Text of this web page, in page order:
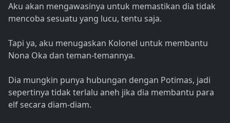
Aku akan mengawasinya untuk memastikan dia tidak
mencoba sesuatu yang lucu, tentu saja.
Tapi ya, aku menugaskan Kolonel untuk membantu
Nona Oka dan teman-temannya.
Dia mungkin punya hubungan dengan Potimas, jadi
sepertinya tidak terlalu aneh jika dia membantu para
elf secara diam-diam.